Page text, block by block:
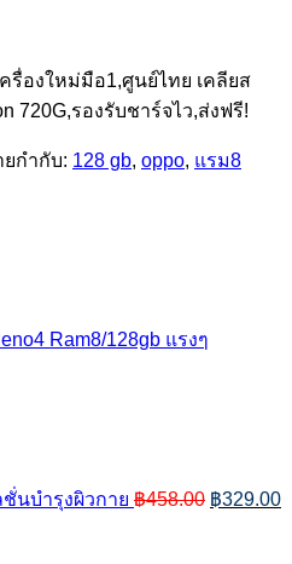
ครื่องใหม่มือ1,ศูนย์ไทย เคลียส
720G,รองรับชาร์จไว,ส่งฟรี!
ยกำกับ: 128 gb, oppo, แรม8
Ram8/128gb แรงๆ
ชั่นบำรุงผิวกาย ฿458.00 ฿329.00